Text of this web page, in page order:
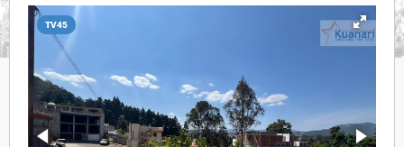
TV45